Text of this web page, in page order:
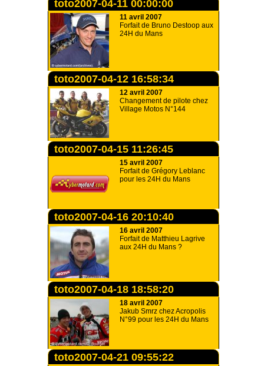
toto2007-04-11 00:00:00
11 avril 2007
Forfait de Bruno Destoop aux
24H du Mans
toto2007-04-12 16:58:34
12 avril 2007
Changement de pilote chez
Village Motos N°144
toto2007-04-15 11:26:45
15 avril 2007
Forfait de Grégory Leblanc
pour les 24H du Mans
toto2007-04-16 20:10:40
16 avril 2007
Forfait de Matthieu Lagrive
aux 24H du Mans ?
toto2007-04-18 18:58:20
18 avril 2007
Jakub Smrz chez Acropolis
N°99 pour les 24H du Mans
toto2007-04-21 09:55:22